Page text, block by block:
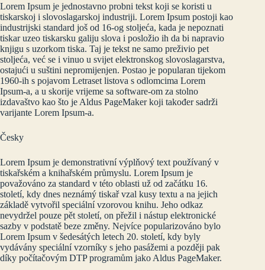
Lorem Ipsum je jednostavno probni tekst koji se koristi u
tiskarskoj i slovoslagarskoj industriji. Lorem Ipsum postoji kao
industrijski standard još od 16-og stoljeća, kada je nepoznati
tiskar uzeo tiskarsku galiju slova i posložio ih da bi napravio
knjigu s uzorkom tiska. Taj je tekst ne samo preživio pet
stoljeća, već se i vinuo u svijet elektronskog slovoslagarstva,
ostajući u suštini nepromijenjen. Postao je popularan tijekom
1960-ih s pojavom Letraset listova s odlomcima Lorem
Ipsum-a, a u skorije vrijeme sa software-om za stolno
izdavaštvo kao što je Aldus PageMaker koji također sadrži
varijante Lorem Ipsum-a.
Česky
Lorem Ipsum je demonstrativní výplňový text používaný v
tiskařském a knihařském průmyslu. Lorem Ipsum je
považováno za standard v této oblasti už od začátku 16.
století, kdy dnes neznámý tiskař vzal kusy textu a na jejich
základě vytvořil speciální vzorovou knihu. Jeho odkaz
nevydržel pouze pět století, on přežil i nástup elektronické
sazby v podstatě beze změny. Nejvíce popularizováno bylo
Lorem Ipsum v šedesátých letech 20. století, kdy byly
vydávány speciální vzorníky s jeho pasážemi a později pak
díky počítačovým DTP programům jako Aldus PageMaker.